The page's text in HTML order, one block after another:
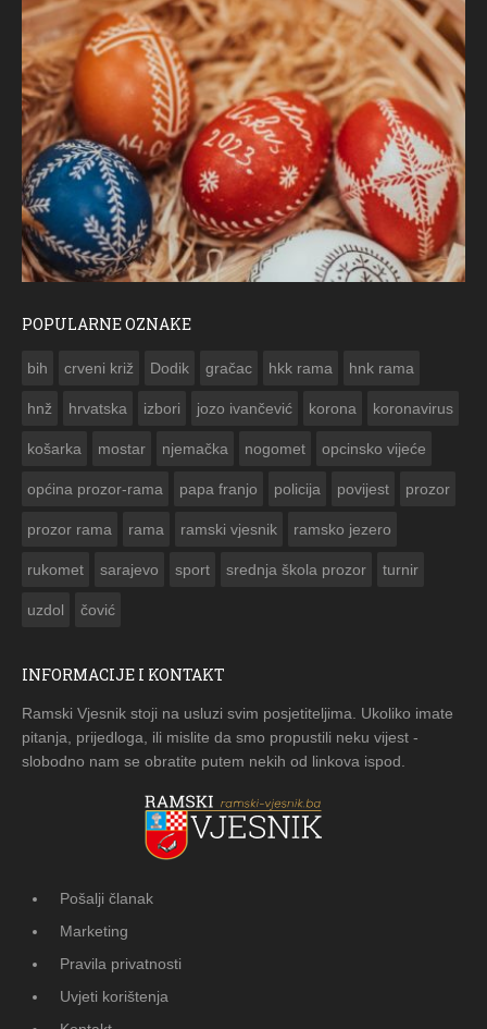
POPULARNE OZNAKE
bih crveni križ Dodik gračac hkk rama hnk rama
hnž hrvatska izbori jozo ivančević korona koronavirus
košarka mostar njemačka nogomet opcinsko vijeće
općina prozor-rama papa franjo policija povijest prozor
prozor rama rama ramski vjesnik ramsko jezero
rukomet sarajevo sport srednja škola prozor turnir
uzdol čović
INFORMACIJE I KONTAKT
Ramski Vjesnik stoji na usluzi svim posjetiteljima. Ukoliko imate
pitanja, prijedloga, ili mislite da smo propustili neku vijest -
slobodno nam se obratite putem nekih od linkova ispod.
Pošalji članak
Marketing
Pravila privatnosti
Uvjeti korištenja